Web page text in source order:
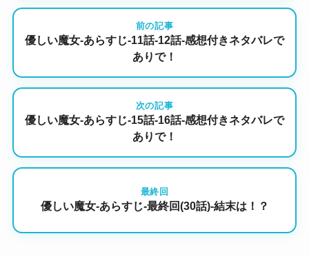
前の記事
優しい魔女-あらすじ-11話-12話-感想付きネタバレで
ありで！
次の記事
優しい魔女-あらすじ-15話-16話-感想付きネタバレで
ありで！
最終回
優しい魔女-あらすじ-最終回(30話)-結末は！？